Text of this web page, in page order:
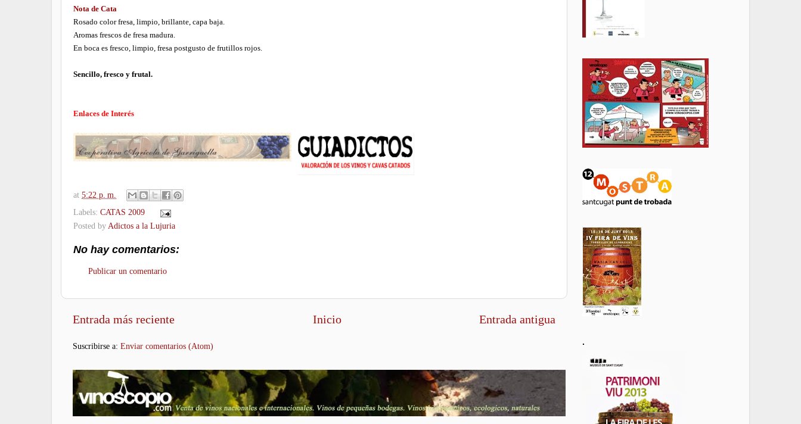
Nota de Cata
Rosado color fresa, limpio, brillante, capa baja.
Aromas frescos de fresa madura.
En boca es fresco, limpio, fresa postgusto de frutillos rojos.
Sencillo, fresco y frutal.
Enlaces de Interés
at 5:22 p. m.
Labels: CATAS 2009
Posted byAdictos a la Lujuria
No hay comentarios:
Publicar un comentario
Entrada más reciente Entrada antigua
Inicio
Suscribirse a: Enviar comentarios (Atom) .